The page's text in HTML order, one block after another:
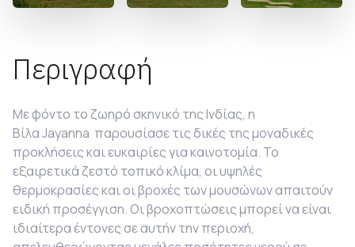
Περιγραφή
Με φόντο το ζωηρό σκηνικό της Ινδίας, η
ΒίλαJayanna παρουσίασε τις δικές της μοναδικές
προκλήσεις και ευκαιρίες για καινοτομία. Το
εξαιρετικά ζεστό τοπικό κλίμα, οι υψηλές
θερμοκρασίες και οι βροχές των μουσώνων απαιτούν
ειδική προσέγγιση. Οι βροχοπτώσεις μπορεί να είναι
ιδιαίτερα έντονες σε αυτήν την περιοχή,